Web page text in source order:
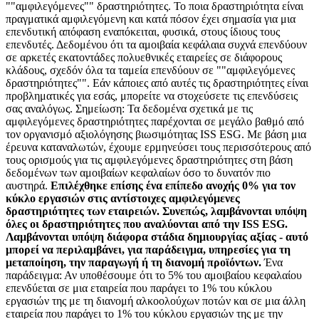
""αμφιλεγόμενες"" δραστηριότητες. Το ποια δραστηριότητα είναι
πραγματικά αμφιλεγόμενη και κατά πόσον έχει σημασία για μια
επενδυτική απόφαση εναπόκειται, φυσικά, στους ίδιους τους
επενδυτές. Δεδομένου ότι τα αμοιβαία κεφάλαια συχνά επενδύουν
σε αρκετές εκατοντάδες πολυεθνικές εταιρείες σε διάφορους
κλάδους, σχεδόν όλα τα ταμεία επενδύουν σε ""αμφιλεγόμενες
δραστηριότητες"". Εάν κάποιες από αυτές τις δραστηριότητες είναι
προβληματικές για εσάς, μπορείτε να στοχεύσετε τις επενδύσεις
σας αναλόγως. Σημείωση: Τα δεδομένα σχετικά με τις
αμφιλεγόμενες δραστηριότητες παρέχονται σε μεγάλο βαθμό από
τον οργανισμό αξιολόγησης βιωσιμότητας ISS ESG. Με βάση μια
έρευνα καταναλωτών, έχουμε ερμηνεύσει τους περισσότερους από
τους ορισμούς για τις αμφιλεγόμενες δραστηριότητες στη βάση
δεδομένων των αμοιβαίων κεφαλαίων όσο το δυνατόν πιο
αυστηρά. Επιλέχθηκε επίσης ένα επίπεδο ανοχής 0% για τον
κύκλο εργασιών στις αντίστοιχες αμφιλεγόμενες
δραστηριότητες των εταιρειών. Συνεπώς, λαμβάνονται υπόψη
όλες οι δραστηριότητες που αναλύονται από την ISS ESG.
Λαμβάνονται υπόψη διάφορα στάδια δημιουργίας αξίας - αυτό
μπορεί να περιλαμβάνει, για παράδειγμα, υπηρεσίες για τη
μεταποίηση, την παραγωγή ή τη διανομή προϊόντων.Ένα
παράδειγμα: Αν υποθέσουμε ότι το 5% του αμοιβαίου κεφαλαίου
επενδύεται σε μια εταιρεία που παράγει το 1% του κύκλου
εργασιών της με τη διανομή αλκοολούχων ποτών και σε μια άλλη
εταιρεία που παράγει το 1% του κύκλου εργασιών της με την